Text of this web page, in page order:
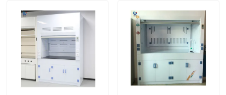
見積依頼
研究室の作業台
実験室の発煙のフード